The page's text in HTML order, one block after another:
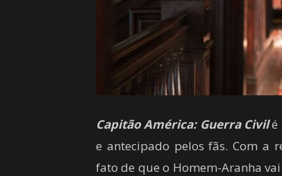
Capitão América: Guerra Civilé
e antecipado pelos fãs. Com a
fato de que o Homem-Aranha